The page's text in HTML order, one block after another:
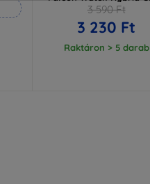
3 590 Ft
3 230 Ft
Raktáron > 5 darab